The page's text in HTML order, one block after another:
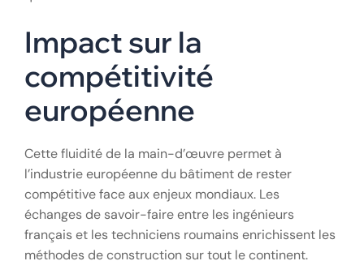
véritables partenariats. Des entreprises françaises
confient des lots entiers à des sociétés roumaines
spécialisées. Cette forme desous-traitance BTP
europe permet de déléguer la responsabilité
technique tout en s’appuyant sur une main-d’œuvre
Impact sur la
compétitivité
européenne